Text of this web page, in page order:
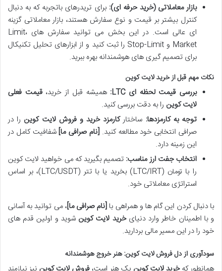
بازار معاملاتی (خرید حرفه ای): برای تریدرهای باتجربه که به دنبال
کنترل بیشتر بر قیمت و نوع سفارش هستند، بازار معاملاتی گزینه
ای عالی است. در این بخش می توانید سفارش های Limit،
Market و Stop-Limit را ثبت کنید و از ابزارهای تحلیل تکنیکال
برای تصمیم گیری های هوشمندانه بهره ببرید.
نکات مهم قبل از خرید لایت کوین
بررسی قیمت لحظه ای LTC : همیشه قبل از خرید،قیمت فعلی
لایت کوین را به دقت بررسی کنید.
توجه به کارمزدها: ساختارکارمزد خرید و فروش لایت کوین را در
صرافی انتخابی خود مطالعه کنید. [نام صرافی ما]شفافیت کامل در
این زمینه دارد.
انتخاب جفت ارز مناسب: تصمیم بگیرید که می خواهید لایت کوین
را با تومان (LTC/IRT) بخرید یا با تتر (LTC/USDT)، بر اساس
استراتژی معاملاتی خود.
با دنبال کردن این گام ها و همراهی با[نام صرافی ما]، می توانید به آسانی
و با اطمینان خاطر وارد دنیایخرید لایت کوین شوید و اولین قدم های
خود را در این مسیر مالی بردارید.
سودآوری از دل فروش لایت کوین: هنر خروج هوشمندانه